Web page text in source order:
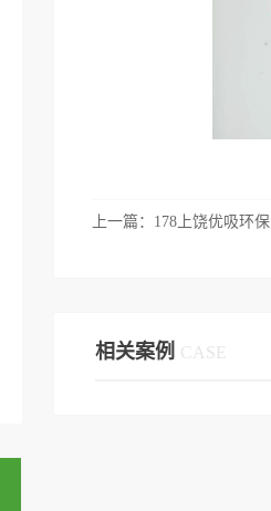
上一篇： 178上饶优吸环保
相关案例 CASE